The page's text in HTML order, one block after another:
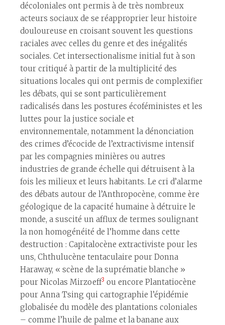
décoloniales ont permis à de très nombreux
acteurs sociaux de se réapproprier leur histoire
douloureuse en croisant souvent les questions
raciales avec celles du genre et des inégalités
sociales. Cet intersectionalisme initial fut à son
tour critiqué à partir de la multiplicité des
situations locales qui ont permis de complexifier
les débats, qui se sont particulièrement
radicalisés dans les postures écoféministes et les
luttes pour la justice sociale et
environnementale, notamment la dénonciation
des crimes d’écocide de l’extractivisme intensif
par les compagnies minières ou autres
industries de grande échelle qui détruisent à la
fois les milieux et leurs habitants. Le cri d’alarme
des débats autour de l’Anthropocène, comme ère
géologique de la capacité humaine à détruire le
monde, a suscité un afflux de termes soulignant
la non homogénéité de l’homme dans cette
destruction : Capitalocène extractiviste pour les
uns, Chthulucène tentaculaire pour Donna
Haraway, « scène de la suprématie blanche »
pour Nicolas Mirzoeff3 ou encore Plantatiocène
pour Anna Tsing qui cartographie l’épidémie
globalisée du modèle des plantations coloniales
– comme l’huile de palme et la banane aux